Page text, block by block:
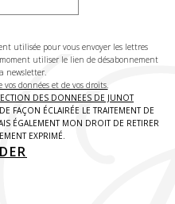
utilisée pour vous envoyer les lettres
utiliser le lien de désabonnement
newsletter.
données et de vos droits.
DES DONNEES DE JUNOT
FAÇON ÉCLAIRÉE LE TRAITEMENT DE
ÉGALEMENT MON DROIT DE RETIRER
EXPRIMÉ.